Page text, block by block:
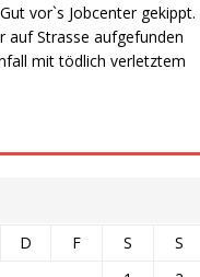
vor`s Jobcenter gekippt.
auf Strasse aufgefunden
mit tödlich verletztem
D F S
S